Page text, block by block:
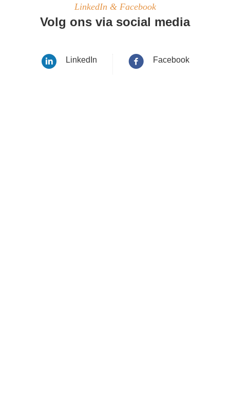
LinkedIn & Facebook
Volg ons via social media
LinkedIn Facebook